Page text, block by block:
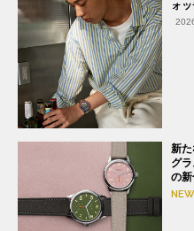
ォ
新
グ
の